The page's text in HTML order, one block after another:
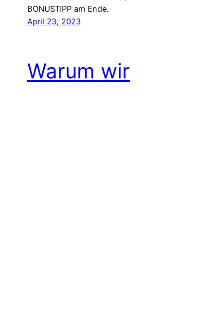
BONUSTIPP am Ende.
April 23, 2023
Warum wir